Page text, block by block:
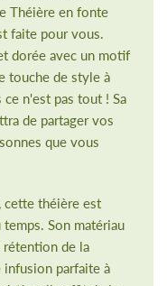
Théière en fonte
faite pour vous.
dorée avec un motif
touche de style à
n'est pas tout ! Sa
de partager vos
que vous
cette théière est
Son matériau
de la
infusion parfaite à